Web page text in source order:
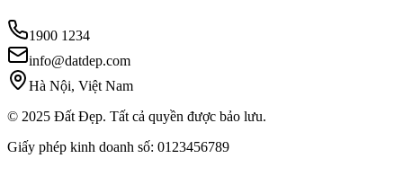
1900 1234
info@datdep.com
Hà Nội, Việt Nam
© 2025 Đất Đẹp. Tất cả quyền được bảo lưu.
Giấy phép kinh doanh số: 0123456789